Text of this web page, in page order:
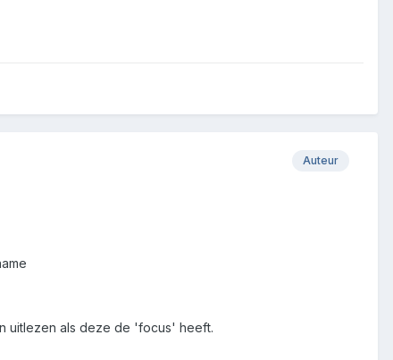
Auteur
uitlezen als deze de 'focus' heeft.